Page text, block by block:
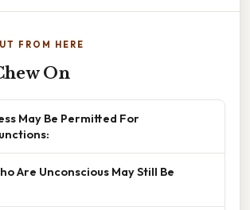
FROM HERE
On
May Be Permitted For
Are Unconscious May Still Be